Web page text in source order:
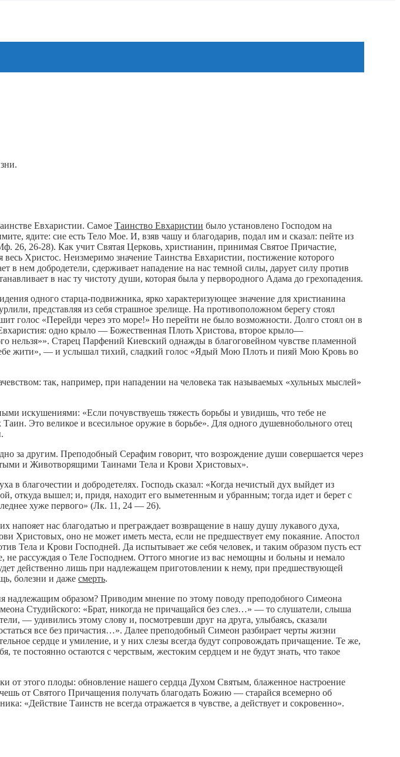
Евхаристии. Самое Таинство Евхаристии было установлено Господом на
ядите: сие есть Тело Мое. И, взяв чашу и благодарив, подал им и сказал: пейте из
26, 26-28). Как учит Святая Церковь, христианин, принимая Святое Причастие,
Христос. Неизмеримо значение Таинства Евхаристии, постижение которого
в нем добродетели, сдерживает нападение на нас темной силы, дарует силу против
в нас ту чистоту души, которая была у первородного Адама до грехопадения.
одного старца-подвижника, ярко характеризующее значение для христианина
представляя из себя страшное зрелище. На противоположном берегу стоял
голос «Перейди через это море!» Но перейти не было возможности. Долго стоял он в
одно крыло — Божественная Плоть Христова, второе крыло—
нельзя»». Старец Парфений Киевский однажды в благоговейном чувстве пламенной
жити», — и услышал тихий, сладкий голос «Ядый Мою Плоть и пияй Мою Кровь во
так, например, при нападении на человека так называемых «хульных мыслей»
искушениями: «Если почувствуешь тяжесть борьбы и увидишь, что тебе не
Это великое и всесильное оружие в борьбе». Для одного душевнобольного отец
за другим. Преподобный Серафим говорит, что возрождение души совершается через
и Животворящими Таинами Тела и Крови Христовых».
в благочестии и добродетелях. Господь сказал: «Когда нечистый дух выйдет из
откуда вышел; и, придя, находит его выметенным и убранным; тогда идет и берет с
хуже первого» (Лк. 11, 24 — 26).
нас благодатью и преграждает возвращение в нашу душу лукавого духа,
Христовых, оно не может иметь места, если не предшествует ему покаяние. Апостол
Тела и Крови Господней. Да испытывает же себя человек, и таким образом пусть ест
не рассуждая о Теле Господнем. Оттого многие из вас немощны и больны и немало
действенно лишь при надлежащем приготовлении к нему, при предшествующей
болезни и даже смерть.
надлежащим образом? Приводим мнение по этому поводу преподобного Симеона
Студийского: «Брат, никогда не причащайся без слез…» — то слушатели, слыша
— удивились этому слову и, посмотревши друг на друга, улыбаясь, сказали
все без причастия…». Далее преподобный Симеон разбирает черты жизни
сердце и умиление, и у них слезы всегда будут сопровождать причащение. Те же,
постоянно остаются с черствым, жестоким сердцем и не будут знать, что такое
этого плоды: обновление нашего сердца Духом Святым, блаженное настроение
от Святого Причащения получать благодать Божию — старайся всемерно об
«Действие Таинств не всегда отражается в чувстве, а действует и сокровенно».